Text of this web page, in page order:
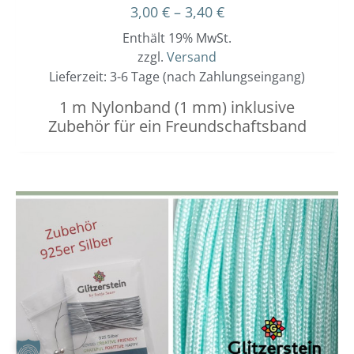
3,00 € – 3,40 €
Enthält 19% MwSt.
zzgl. Versand
Lieferzeit: 3-6 Tage (nach Zahlungseingang)
1 m Nylonband (1 mm) inklusive
Zubehör für ein Freundschaftsband